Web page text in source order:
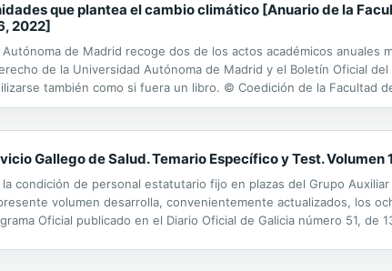
que plantea el cambio climático [Anuario de la
2022]
de Madrid recoge dos de los actos académicos anuales
de la Universidad Autónoma de Madrid y el Boletín Oficial
también como si fuera un libro. © Coedición de la Facultad
la colaboración del Colegio Nacional de Registradores de la
Gallego de Salud. Temario Específico y Test. Volumen 1
condición de personal estatutario fijo en plazas del Grupo
volumen desarrolla, convenientemente actualizados, los
Oficial publicado en el Diario Oficial de Galicia número 51, de